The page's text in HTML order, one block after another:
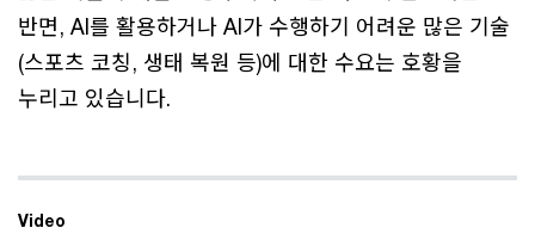
반면, AI를 활용하거나 AI가 수행하기 어려운 많은 기술
(스포츠 코칭, 생태 복원 등)에 대한 수요는 호황을
누리고 있습니다.
Video